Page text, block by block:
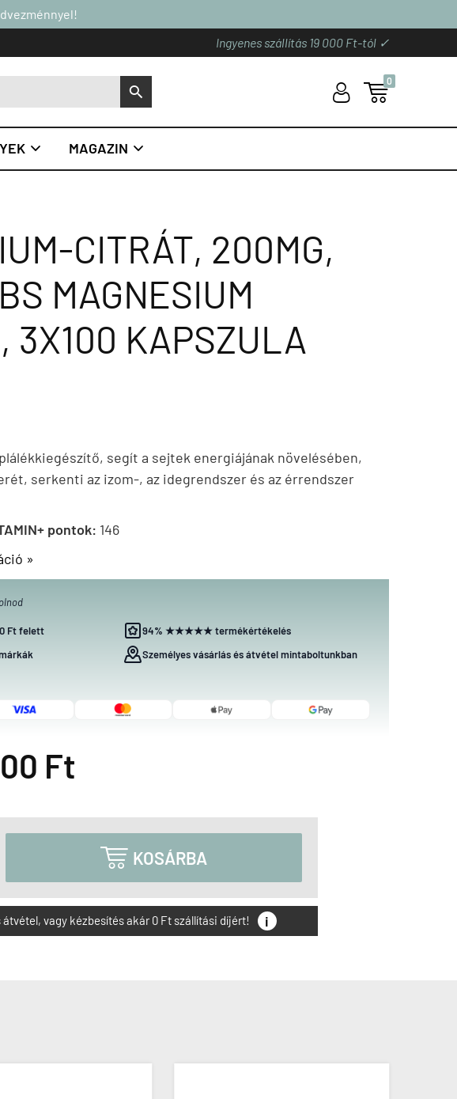
Ingyenes szállítás 19 000 Ft-tól ✓
S U 
0
 MAGAZIN 
CITRÁT, 200MG,
MAGNESIUM
3X100 KAPSZULA
segít a sejtek energiájának növelésében,
serkenti az izom-, az idegrendszer és az érrendszer
pontok: 146
»
Ft felett
94% ★★★★★ termékértékelés
Személyes vásárlás és átvétel mintaboltunkban
Ft
 KOSÁRBA
átvétel, vagy kézbesítés akár 0 Ft szállítási díjért! i